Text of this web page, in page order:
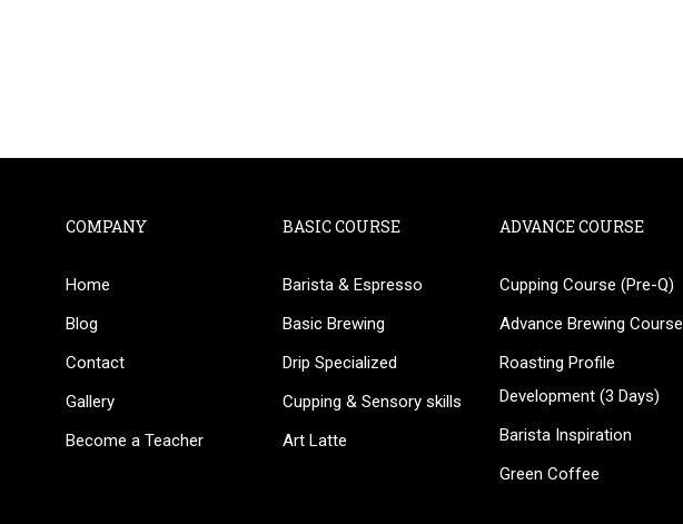
COMPANY
Home
Blog
Contact
Gallery
Become a Teacher
BASIC COURSE
Barista & Espresso
Basic Brewing
Drip Specialized
Cupping & Sensory skills
Art Latte
ADVANCE COURSE
Cupping Course (Pre-Q)
Advance Brewing Course
Roasting Profile
Development (3 Days)
Barista Inspiration
Green Coffee
BECOME AN INSTRUCTOR?
Join thousand of instructors and earn money hassle free!